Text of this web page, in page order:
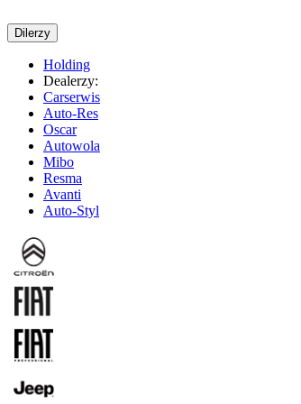
Dilerzy
Holding
Dealerzy:
Carserwis
Auto-Res
Oscar
Autowola
Mibo
Resma
Avanti
Auto-Styl